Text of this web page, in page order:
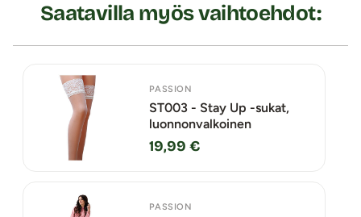
Saatavilla myös vaihtoehdot:
PASSION
ST003 - Stay Up -sukat,
luonnonvalkoinen
19,99 €
PASSION